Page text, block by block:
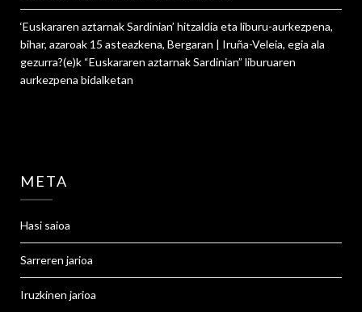
‘Euskararen aztarnak Sardinian’ hitzaldia eta liburu-aurkezpena,
bihar, azaroak 15 asteazkena, Bergaran | Iruña-Veleia, egia ala
gezurra?(e)k “Euskararen aztarnak Sardinian” liburuaren
aurkezpena bidalketan
META
Hasi saioa
Sarreren jarioa
Iruzkinen jarioa